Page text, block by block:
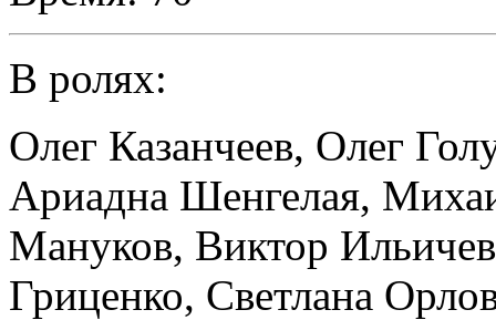
В ролях:
Олег Казанчеев, Олег
Ариадна Шенгелая,
Мануков, Виктор Ильичев
Гриценко, Светлана